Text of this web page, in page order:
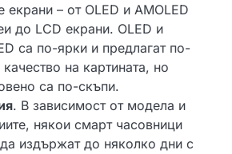
екрани – от OLED и AMOLED
до LCD екрани. OLED и
са по-ярки и предлагат по-
на картината, но
са по-скъпи.
. В зависимост от модела и
някои смарт часовници
издържат до няколко дни с